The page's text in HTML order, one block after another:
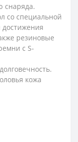
снаряда.
со специальной
достижения
резиновые
с S-
кожа